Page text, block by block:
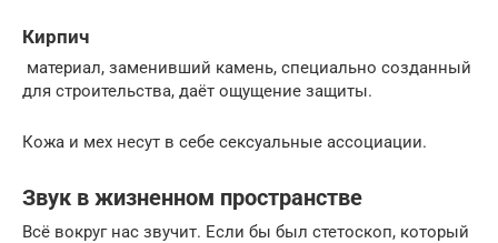
Кирпич
материал, заменивший камень, специально созданный
для строительства, даёт ощущение защиты.
Кожа и мех несут в себе сексуальные ассоциации.
Звук в жизненном пространстве
Всё вокруг нас звучит. Если бы был стетоскоп, который